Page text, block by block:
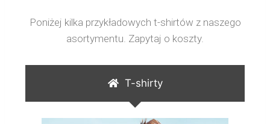
Poniżej kilka przykładowych t-shirtów z naszego
asortymentu. Zapytaj o koszty.
T-shirty